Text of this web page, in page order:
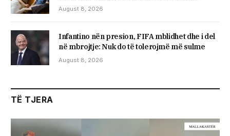
August 8, 2026
Infantino nën presion, FIFA mblidhet dhe i del
në mbrojtje: Nuk do të tolerojmë më sulme
August 8, 2026
TË TJERA